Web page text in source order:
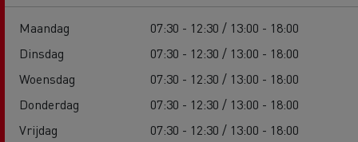
Maandag
07:30 - 12:30 / 13:00 - 18:00
Dinsdag
07:30 - 12:30 / 13:00 - 18:00
Woensdag
07:30 - 12:30 / 13:00 - 18:00
Donderdag
07:30 - 12:30 / 13:00 - 18:00
Vrijdag
07:30 - 12:30 / 13:00 - 18:00